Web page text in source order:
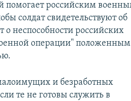
помогает российским
солдат свидетельствуют об
неспособности российских
операции" положенным
и безработных
те не готовы служить в